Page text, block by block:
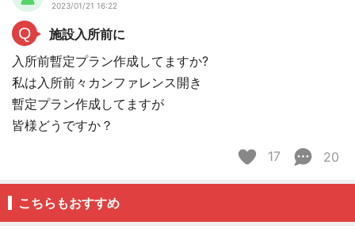
2023/01/21 16:22
Q
施設入所前に
入所前暫定プラン作成してますか?
私は入所前々カンファレンス開き
暫定プラン作成してますが
皆様どうですか？
17
20
こちらもおすすめ